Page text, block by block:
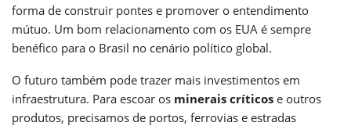
forma de construir pontes e promover o entendimento
mútuo. Um bom relacionamento com os EUA é sempre
benéfico para o Brasil no cenário político global.
O futuro também pode trazer mais investimentos em
infraestrutura. Para escoar os minerais críticos e outros
produtos, precisamos de portos, ferrovias e estradas